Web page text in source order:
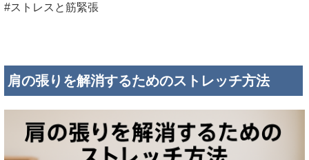
#ストレスと筋緊張
肩の張りを解消するためのストレッチ方法